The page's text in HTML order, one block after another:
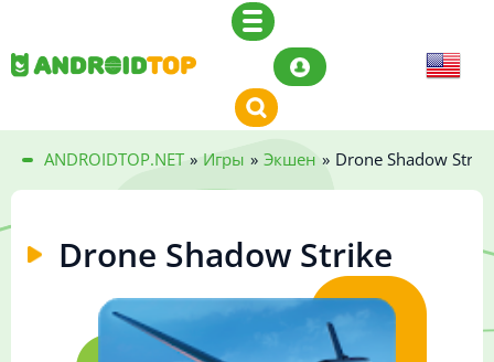
ANDROIDTOP.NET » Игры » Экшен » Drone Shadow Strike
Drone Shadow Strike